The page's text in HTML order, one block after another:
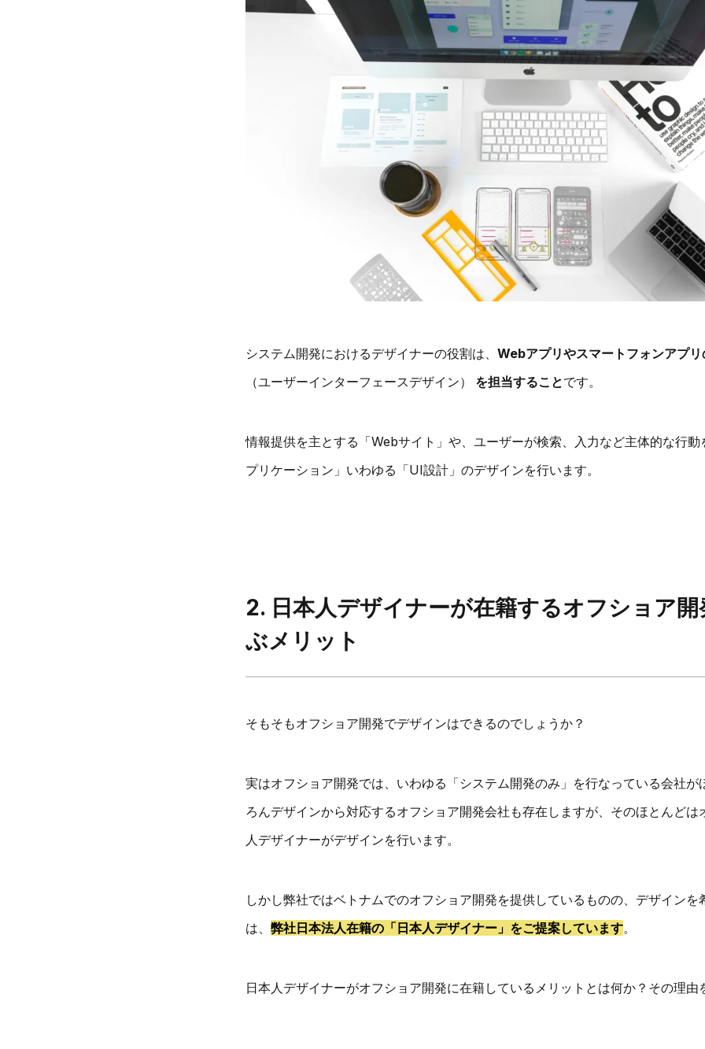
システム開発におけるデザイナーの役割は、 Webアプリやスマートフォンアプ
（ユーザーインターフェースデザイン）
を担当することです。
情報提供を主とする「Webサイト」や、ユーザーが検索、入力など主体的な行
プリケーション」いわゆる「UI設計」のデザインを行います。
2. 日本人デザイナーが在籍するオフショア
ぶメリット
そもそもオフショア開発でデザインはできるのでしょうか？
実はオフショア開発では、いわゆる「システム開発のみ」を行なっている会社が
ろんデザインから対応するオフショア開発会社も存在しますが、そのほとんどは
人デザイナーがデザインを行います。
しかし弊社ではベトナムでのオフショア開発を提供しているものの、デザインを
は、 弊社日本法人在籍の「日本人デザイナー」をご提案しています。
日本人デザイナーがオフショア開発に在籍しているメリットとは何か？その理由